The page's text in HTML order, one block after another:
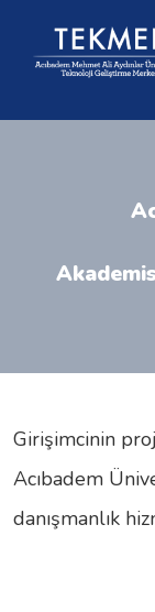
Girişimcinin
Acıbadem
danışmanlık